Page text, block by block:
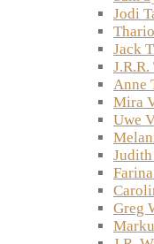
Jodi
Jack
Anne
Mira
Uwe
Greg